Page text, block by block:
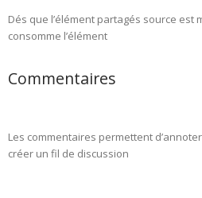
Dés que l’élément partagés source
consomme l’élément
Commentaires
Les commentaires permettent
créer un fil de discussion